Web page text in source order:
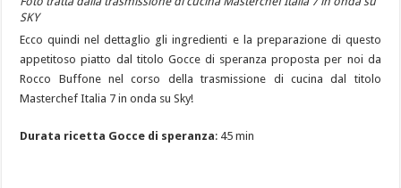
SKY
Ecco quindi nel dettaglio gli ingredienti e la preparazione di questo
appetitoso piatto dal titolo Gocce di speranza proposta per noi da
Rocco Buffone nel corso della trasmissione di cucina dal titolo
Masterchef Italia 7 in onda su Sky!
Durata ricetta Gocce di speranza: 45 min